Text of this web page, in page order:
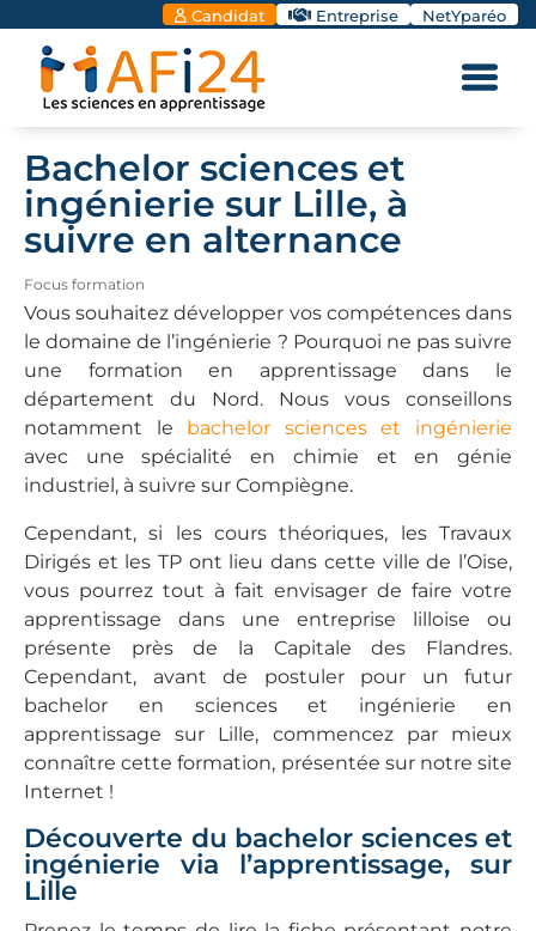
Candidat Entreprise NetYparéo
Bachelor sciences et
ingénierie sur Lille, à
suivre en alternance
Focus formation
Vous souhaitez développer vos compétences dans
le domaine de l’ingénierie ? Pourquoi ne pas suivre
une formation en apprentissage dans le
département du Nord. Nous vous conseillons
notamment le bachelor sciences et ingénierie
avec une spécialité en chimie et en génie
industriel, à suivre sur Compiègne.
Cependant, si les cours théoriques, les Travaux
Dirigés et les TP ont lieu dans cette ville de l’Oise,
vous pourrez tout à fait envisager de faire votre
apprentissage dans une entreprise lilloise ou
présente près de la Capitale des Flandres.
Cependant, avant de postuler pour un futur
bachelor en sciences et ingénierie en
apprentissage sur Lille, commencez par mieux
connaître cette formation, présentée sur notre site
Internet !
Découverte du bachelor sciences et
ingénierie via l’apprentissage, sur
Lille